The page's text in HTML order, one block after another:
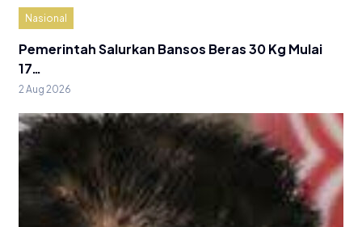
Nasional
Pemerintah Salurkan Bansos Beras 30 Kg Mulai
17…
2 Aug 2026